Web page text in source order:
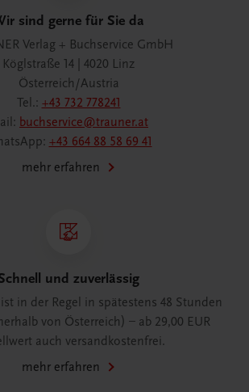
sind gerne für Sie da
Verlag + Buchservice GmbH
Köglstraße 14 | 4020 Linz
Österreich/Austria
Tel.: +43 732 778241
buchservice@trauner.at
+43 664 88 58 69 41
mehr erfahren
und zuverlässig
in der Regel in spätestens 48 Stunden
von Österreich) – ab 29,00 EUR
auch versandkostenfrei.
mehr erfahren